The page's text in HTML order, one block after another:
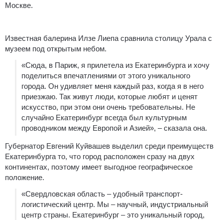
Москве.
Известная балерина Илзе Лиепа сравнила столицу Урала с
музеем под открытым небом.
«Сюда, в Париж, я прилетела из Екатеринбурга и хочу
поделиться впечатлениями от этого уникального
города. Он удивляет меня каждый раз, когда я в него
приезжаю. Так живут люди, которые любят и ценят
искусство, при этом они очень требовательны. Не
случайно Екатеринбург всегда был культурным
проводником между Европой и Азией», – сказала она.
Губернатор Евгений Куйвашев выделил среди преимуществ
Екатеринбурга то, что город расположен сразу на двух
континентах, поэтому имеет выгодное географическое
положение.
«Свердловская область – удобный транспорт-
логистический центр. Мы – научный, индустриальный
центр страны. Екатеринбург – это уникальный город,